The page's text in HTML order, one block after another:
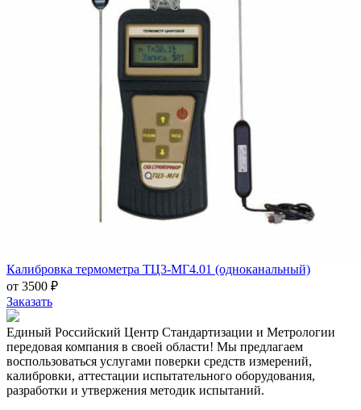
Калибровка термометра ТЦ3-МГ4.01 (одноканальный)
от 3500 ₽
Заказать
Единый Российский Центр Стандартизации и Метрологии
передовая компания в своей области! Мы предлагаем
воспользоваться услугами поверки средств измерений,
калибровки, аттестации испытательного оборудования,
разработки и утвержения методик испытаний.